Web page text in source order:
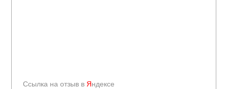
Ссылка на отзыв в Яндексе